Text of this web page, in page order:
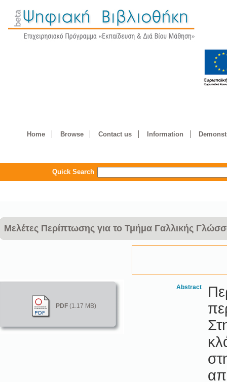
Home Browse Contact us Information
Quick Search
Mελέτες Περίπτωσης για το Τμήμα Γαλλικής
PDF(1.17 MB)
Abstract